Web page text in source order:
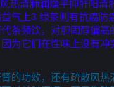
热清肺润燥平抑肝阳清
气上3 绿茶则有抗癌防
茶频饮，对胆固醇偏
为它们在性味上没有
的功效，还有疏散风热